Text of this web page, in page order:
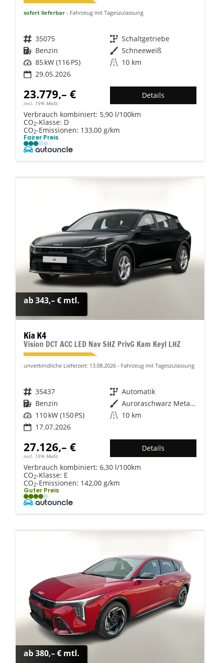
sofort lieferbar Fahrzeug mit Tageszulassung
Fahrzeugnr. 35075 Getriebe Schaltgetriebe
Kraftstoff Benzin Außenfarbe Schneeweiß
Leistung 85 kW (116 PS) Kilometerstand 10 km
29.05.2026
23.779,– €
incl. 19% MwSt.
Details
Verbrauch kombiniert: 5,90 l/100km
CO2-Klasse: D
CO2-Emissionen: 133,00 g/km
Fairer Preis
ab 343,– € mtl.
Kia K4
Vision DCT ACC LED Nav SHZ PrivG Kam Keyl LHZ
unverbindliche Lieferzeit: 13.08.2026 Fahrzeug mit Tageszulassung
Fahrzeugnr. 35437 Getriebe Automatik
Kraftstoff Benzin Außenfarbe
Auroraschwarz Metallic
Leistung 110 kW (150 PS) Kilometerstand 10 km
17.07.2026
27.126,– €
incl. 19% MwSt.
Details
Verbrauch kombiniert: 6,30 l/100km
CO2-Klasse: E
CO2-Emissionen: 142,00 g/km
Guter Preis
ab 380,– € mtl.